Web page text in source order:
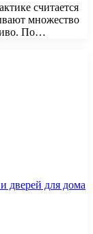
считается
множество
По…
дверей для дома